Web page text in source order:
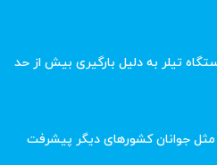
تیلر به دلیل بارگیری بیش از حد
مثل جوانان کشورهای دیگر پیشرفت